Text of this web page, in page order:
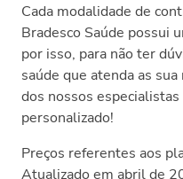
Cada modalidade de
Bradesco Saúde possui
por isso, para não ter
saúde que atenda as
dos nossos
personalizado!
Preços referentes aos
Atualizado em abril de